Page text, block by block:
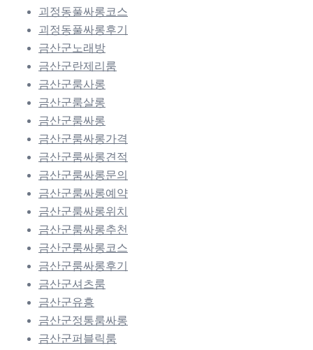
괴정동풀싸롱코스
괴정동풀싸롱후기
금산군노래방
금산군란제리룸
금산군룸사롱
금산군룸살롱
금산군룸싸롱
금산군룸싸롱가격
금산군룸싸롱견적
금산군룸싸롱문의
금산군룸싸롱예약
금산군룸싸롱위치
금산군룸싸롱추천
금산군룸싸롱코스
금산군룸싸롱후기
금산군셔츠룸
금산군유흥
금산군정통룸싸롱
금산군퍼블릭룸